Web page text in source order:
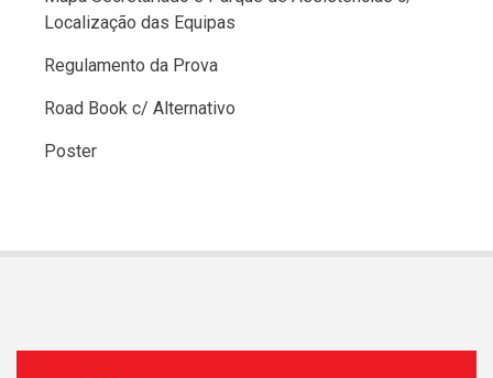
Localização das Equipas
Regulamento da Prova
Road Book c/ Alternativo
Poster